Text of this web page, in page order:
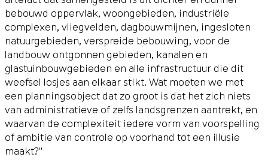
bebouwd oppervlak, woongebieden, industriële
complexen, vliegvelden, dagbouwmijnen, ingesloten
natuurgebieden, verspreide bebouwing, voor de
landbouw ontgonnen gebieden, kanalen en
glastuinbouwgebieden en alle infrastructuur die dit
weefsel losjes aan elkaar stikt. Wat moeten we met
een planningsobject dat zo groot is dat het zich niets
van administratieve of zelfs landsgrenzen aantrekt, en
waarvan de complexiteit iedere vorm van voorspelling
of ambitie van controle op voorhand tot een illusie
maakt?"